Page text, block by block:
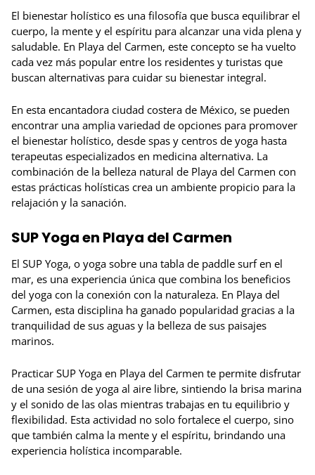
El bienestar holístico es una filosofía que busca equilibrar el
cuerpo, la mente y el espíritu para alcanzar una vida plena y
saludable. En Playa del Carmen, este concepto se ha vuelto
cada vez más popular entre los residentes y turistas que
buscan alternativas para cuidar su bienestar integral.
En esta encantadora ciudad costera de México, se pueden
encontrar una amplia variedad de opciones para promover
el bienestar holístico, desde spas y centros de yoga hasta
terapeutas especializados en medicina alternativa. La
combinación de la belleza natural de Playa del Carmen con
estas prácticas holísticas crea un ambiente propicio para la
relajación y la sanación.
SUP Yoga en Playa del Carmen
El SUP Yoga, o yoga sobre una tabla de paddle surf en el
mar, es una experiencia única que combina los beneficios
del yoga con la conexión con la naturaleza. En Playa del
Carmen, esta disciplina ha ganado popularidad gracias a la
tranquilidad de sus aguas y la belleza de sus paisajes
marinos.
Practicar SUP Yoga en Playa del Carmen te permite disfrutar
de una sesión de yoga al aire libre, sintiendo la brisa marina
y el sonido de las olas mientras trabajas en tu equilibrio y
flexibilidad. Esta actividad no solo fortalece el cuerpo, sino
que también calma la mente y el espíritu, brindando una
experiencia holística incomparable.